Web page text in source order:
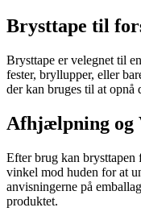
Brysttape til
Brysttape er velegnet til
fester, bryllupper, eller
der kan bruges til at opnå
Afhjælpning og
Efter brug kan
vinkel mod huden for at
anvisningerne på
produktet.